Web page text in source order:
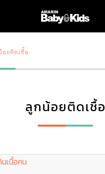
อยติดเชื้อ
ลูกน้อยติดเชื้อ